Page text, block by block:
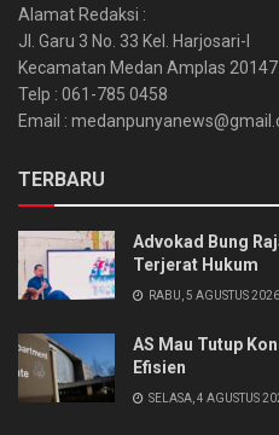
Alamat Redaksi :
Jl. Garu 3 No. 33 Kel. Harjosari-I
Kecamatan Medan Amplas 20147
Telp : 061-785 0458
Email :
TERBARU
Advokad Bung
Terjerat Hukum
RABU, 5 AGUSTUS 2026
AS Mau Tutup
Efisien
SELASA, 4 AGUSTUS